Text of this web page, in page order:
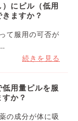
にピル（低用
ますか？
て服用の可否が
続きを見る
用量ピルを服
か？
の成分が体に吸